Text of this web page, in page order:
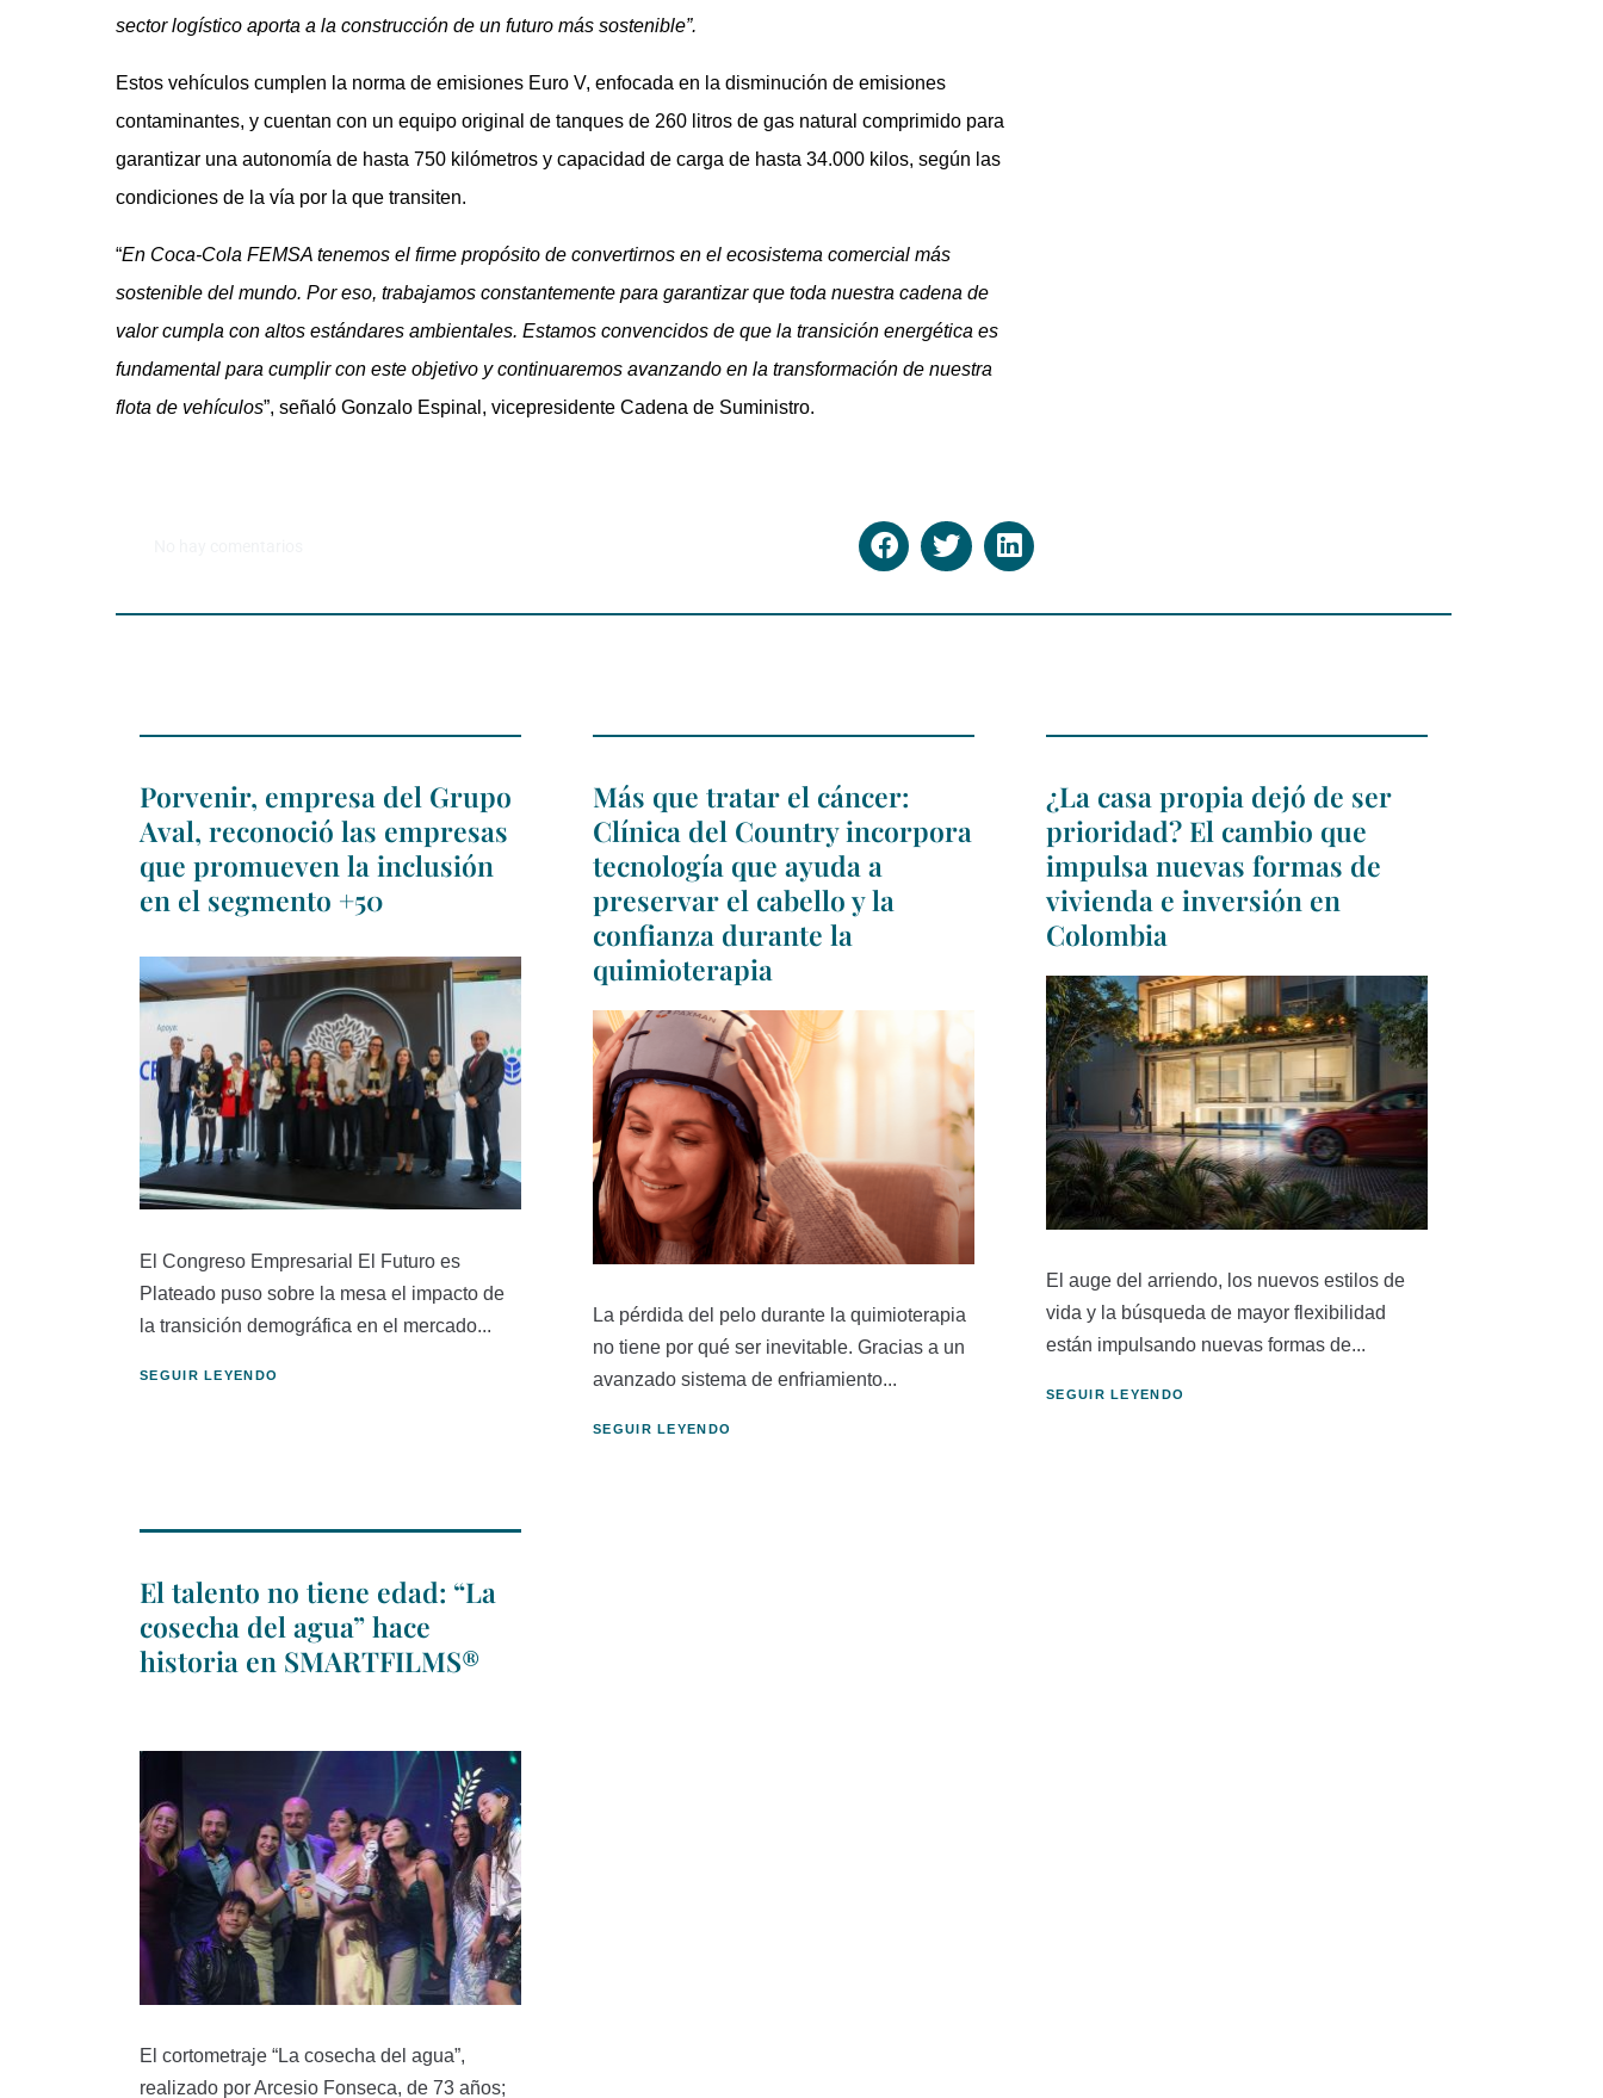
sector logístico aporta a la construcción de un futuro más sostenible”.
Estos vehículos cumplen la norma de emisiones Euro V, enfocada en la disminución de emisiones
contaminantes, y cuentan con un equipo original de tanques de 260 litros de gas natural comprimido para
garantizar una autonomía de hasta 750 kilómetros y capacidad de carga de hasta 34.000 kilos, según las
condiciones de la vía por la que transiten.
“En Coca-Cola FEMSA tenemos el firme propósito de convertirnos en el ecosistema comercial más
sostenible del mundo. Por eso, trabajamos constantemente para garantizar que toda nuestra cadena de
valor cumpla con altos estándares ambientales. Estamos convencidos de que la transición energética es
fundamental para cumplir con este objetivo y continuaremos avanzando en la transformación de nuestra
flota de vehículos”, señaló Gonzalo Espinal, vicepresidente Cadena de Suministro.
Porvenir, empresa del Grupo
Aval, reconoció las empresas
que promueven la inclusión
en el segmento +50
El Congreso Empresarial El Futuro es
Plateado puso sobre la mesa el impacto de
la transición demográfica en el mercado...
SEGUIR LEYENDO
Más que tratar el cáncer:
Clínica del Country incorpora
tecnología que ayuda a
preservar el cabello y la
confianza durante la
quimioterapia
La pérdida del pelo durante la quimioterapia
no tiene por qué ser inevitable. Gracias a un
avanzado sistema de enfriamiento...
SEGUIR LEYENDO
¿La casa propia dejó de ser
prioridad? El cambio que
impulsa nuevas formas de
vivienda e inversión en
Colombia
El auge del arriendo, los nuevos estilos de
vida y la búsqueda de mayor flexibilidad
están impulsando nuevas formas de...
SEGUIR LEYENDO
El talento no tiene edad: “La
cosecha del agua” hace
historia en SMARTFILMS®
El cortometraje “La cosecha del agua”,
realizado por Arcesio Fonseca, de 73 años;